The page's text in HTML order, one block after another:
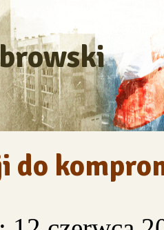
do